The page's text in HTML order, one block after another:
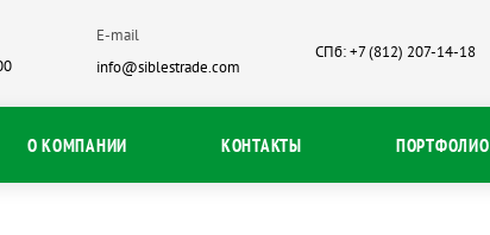
О КОМПАНИИ КОНТАКТЫ ПОРТФОЛИО
E-mail
info@siblestrade.com
СПб: +7 (812) 207-14-18